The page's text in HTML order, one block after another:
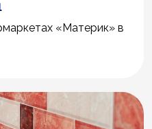
«Материк» в